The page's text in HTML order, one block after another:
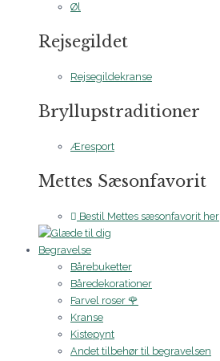
Øl
Rejsegildet
Rejsegildekranse
Bryllupstraditioner
Æresport
Mettes Sæsonfavorit
Bestil Mettes sæsonfavorit her
Begravelse
Bårebuketter
Båredekorationer
Farvel roser 🌹
Kranse
Kistepynt
Andet tilbehør til begravelsen